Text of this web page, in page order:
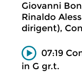
Giovanni
Rinaldo
dirigent),
07:19
in G gr.t.